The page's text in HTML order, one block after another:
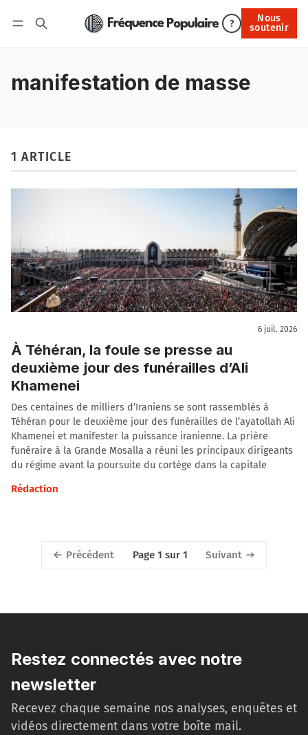
?
Nous
soutenir
Nous soutenir
manifestation de masse
1 ARTICLE
6 juil. 2026
À Téhéran, la foule se presse au
deuxième jour des funérailles d’Ali
Khamenei
Des centaines de milliers d’Iraniens se sont rassemblés à
Téhéran pour le deuxième jour des funérailles de l’ayatollah Ali
Khamenei et manifester la puissance iranienne. La prière
funéraire à la Grande Mosalla a réuni les principaux dirigeants
du régime avant la poursuite du cortège dans la capitale
Rédaction
Précédent Page 1 sur 1 Suivant
Restez connectés avec notre
newsletter
Recevez chaque semaine nos analyses, enquêtes et
vidéos directement dans votre boîte mail.